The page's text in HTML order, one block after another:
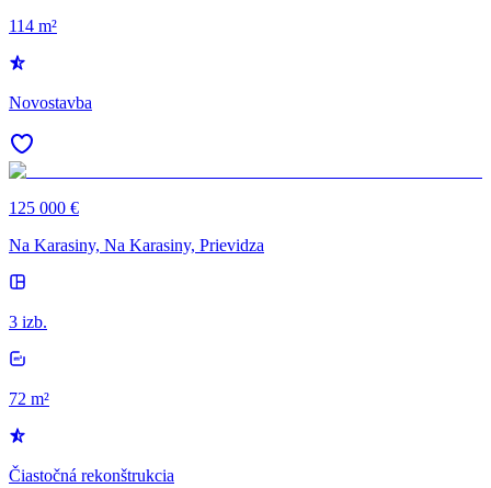
114 m²
Novostavba
125 000 €
Na Karasiny, Na Karasiny, Prievidza
3 izb.
72 m²
Čiastočná rekonštrukcia